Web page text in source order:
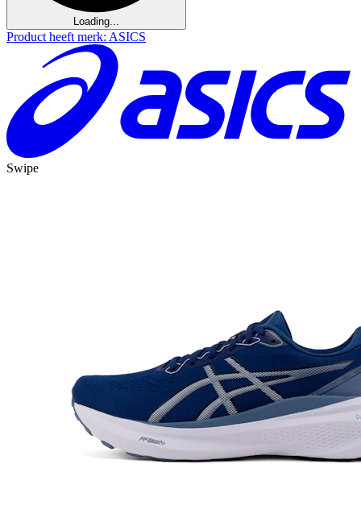
Loading...
Product heeft merk: ASICS
Swipe